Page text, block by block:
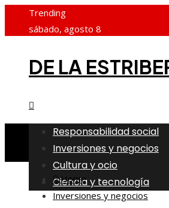
Trending
sábado, agosto 8
DE LA
Responsabilidad social
Inversiones y negocios
Cultura y ocio
Ciencia y tecnología
Home
Inversiones y negocios